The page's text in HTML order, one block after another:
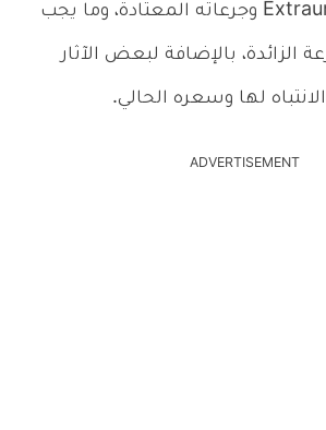
دواء اكستروما Extrauma وجرعاته المعتادة، وما يجب
الزائدة، بالإضافة لبعض الآثار
لها وسعره الحالي.
ADVERTISEMENT